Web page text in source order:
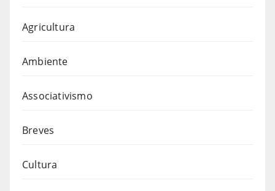
Agricultura
Ambiente
Associativismo
Breves
Cultura